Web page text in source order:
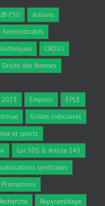
FSU
Actions
Administratifs
CROUS
Droits des femmes
2023
Emplois
EPLE
Grilles indiciaires
et sports
Loi 3DS & Article 145
syndicales
Promotions
Repyramidage